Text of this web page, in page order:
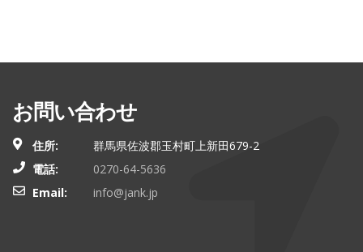
お問い合わせ
住所:
群馬県佐波郡玉村町上新田679-2
電話:
0270-64-5636
Email:
info@jank.jp